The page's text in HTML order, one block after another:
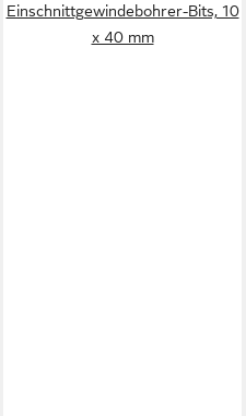
Einschnittgewindebohrer-Bits, 10
x 40 mm